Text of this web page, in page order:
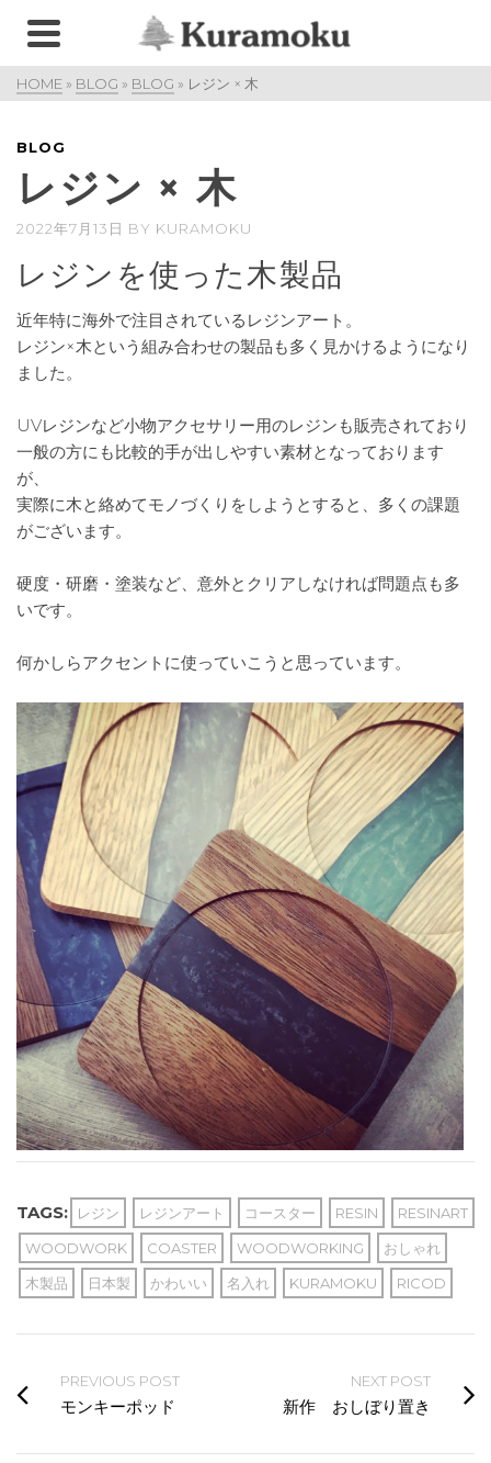
HOME » BLOG » BLOG » レジン × 木
BLOG
レジン × 木
2022年7月13日 BY KURAMOKU
レジンを使った木製品
近年特に海外で注目されているレジンアート。
レジン×木という組み合わせの製品も多く見かけるようになり
ました。
UVレジンなど小物アクセサリー用のレジンも販売されており
一般の方にも比較的手が出しやすい素材となっております
が、
実際に木と絡めてモノづくりをしようとすると、多くの課題
がございます。
硬度・研磨・塗装など、意外とクリアしなければ問題点も多
いです。
何かしらアクセントに使っていこうと思っています。
TAGS: レジン レジンアート コースター RESIN
RESINART
WOODWORK
COASTER WOODWORKING
おしゃれ
木製品
日本製 かわいい 名入れ KURAMOKU RICOD
PREVIOUS POST
モンキーポッド
NEXT POST
新作 おしぼり置き